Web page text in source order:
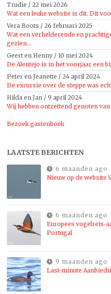
Trudie / 22 mei 2026
Wat een leuke website is dit. Dit
Vera Boots / 26 februari 2025
Wat een verhelderende en
gezien...
Geert en Henny / 10 mei 2024
De Alentejo is in het voorjaar een
Peter en Jeanette / 24 april 2024
De excursie over de steppe was
Hilda en Jan / 9 april 2024
Wij hebben ontzettend genoten
Bezoek gastenboek
LAATSTE BERICHTEN
6 maanden ago
Nieuw op de website
6 maanden ago
Europees vogelreis-
Portugal
9 maanden ago
Last-minute